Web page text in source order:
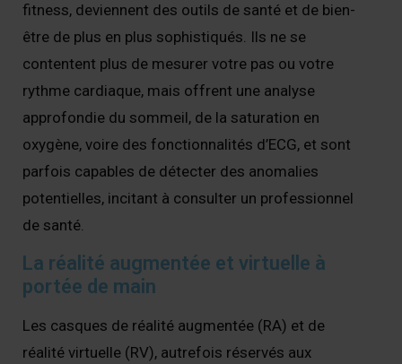
fitness, deviennent des outils de santé et de bien-
être de plus en plus sophistiqués. Ils ne se
contentent plus de mesurer votre pas ou votre
rythme cardiaque, mais offrent une analyse
approfondie du sommeil, de la saturation en
oxygène, voire des fonctionnalités d’ECG, et sont
parfois capables de détecter des anomalies
potentielles, incitant à consulter un professionnel
de santé.
La réalité augmentée et virtuelle à
portée de main
Les casques de réalité augmentée (RA) et de
réalité virtuelle (RV), autrefois réservés aux